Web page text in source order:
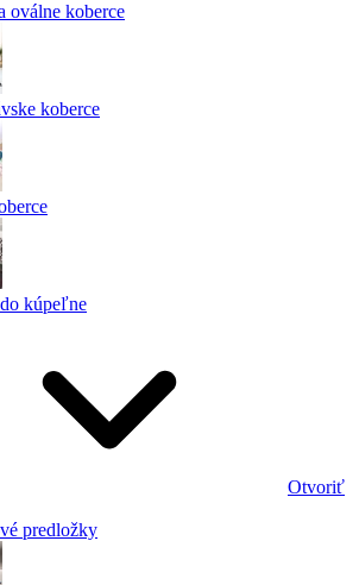
oválne koberce
koberce
kúpeľne
Otvoriť
predložky